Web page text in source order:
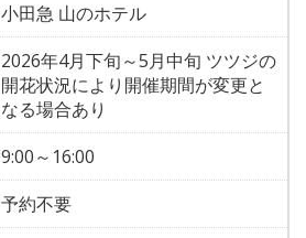
小田急 山のホテル
2026年4月下旬～5月中旬 ツツジの
開花状況により開催期間が変更と
なる場合あり
9:00～16:00
予約不要